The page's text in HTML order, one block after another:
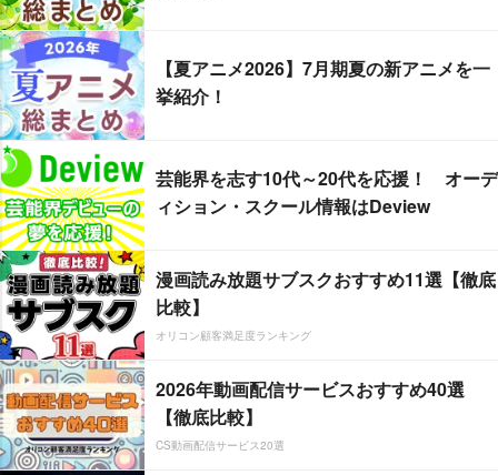
【夏アニメ2026】7月期夏の新アニメを一
挙紹介！
芸能界を志す10代～20代を応援！ オーデ
ィション・スクール情報はDeview
漫画読み放題サブスクおすすめ11選【徹底
比較】
オリコン顧客満足度ランキング
2026年動画配信サービスおすすめ40選
【徹底比較】
CS動画配信サービス20選